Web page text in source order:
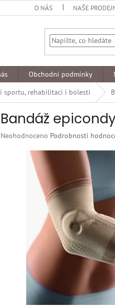
O NÁS NAŠE
Obchodní podmínky
sportu, rehabilitaci i bolesti
Bandáž
Průměrné
Neohodnoceno Podrobnosti